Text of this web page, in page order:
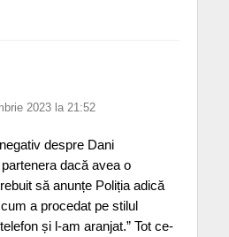
2023 la 21:52
despre Dani
dacă avea o
să anunțe Poliția adică
a procedat pe stilul
și l-am aranjat.” Tot ce-